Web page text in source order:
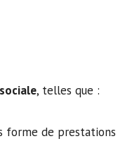
, telles que :
forme de prestations